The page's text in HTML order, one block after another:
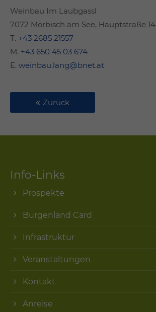
Weinbau Im Laubgassl
7072 Mörbisch am See, Hauptstraße 14
T. +43 2685 21557
M. +43 650 45 03 674
E. weinbau.lang@bnet.at
Zurück
Info-Links
Prospekte
Burgenland Card
Infrastruktur
Veranstaltungen
Kontakt
Anreise